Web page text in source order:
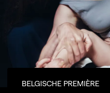
BELGISCHE PREMIÈRE